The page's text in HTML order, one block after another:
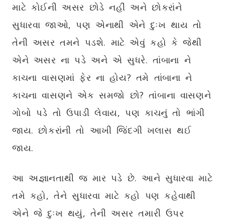
માટે કોઈની અસર છોડે નહીં અને છોકરાંને
સુધારવા જાઓ, પણ એનાથી એને દુઃખ થાય તો
તેની અસર તમને પડશે. માટે એવું કહો કે જેથી
એને અસર ના પડે અને એ સુધરે. તાંબાના ને
કાચના વાસણમાં ફેર ના હોય? તમે તાંબાના ને
કાચના વાસણને એક સમજો છો? તાંબાના વાસણને
ગોબો પડે તો ઉપાડી લેવાય, પણ કાચનું તો ભાંગી
જાય. છોકરાંની તો આખી જિંદગી ખલાસ થઈ
જાય.
આ અજ્ઞાનતાથી જ માર પડે છે. આને સુધારવા માટે
તમે કહો, તેને સુધારવા માટે કહો પણ કહેવાથી
એને જે દુઃખ થયું, તેની અસર તમારી ઉપર